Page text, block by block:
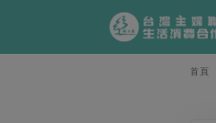
首頁